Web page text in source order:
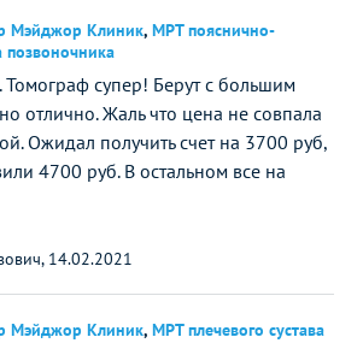
Мэйджор Клиник, МРТ пояснично-
позвоночника
супер! Берут с большим
отлично. Жаль что цена не совпала
Ожидал получить счет на 3700 руб,
4700 руб. В остальном все на
14.02.2021
Мэйджор Клиник, МРТ плечевого сустава